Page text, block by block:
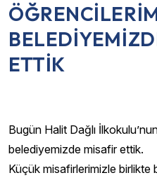
ETTİK
Bugün Halit Dağlı
belediyemizde misafir ettik.
Küçük misafirlerimizle birlikte